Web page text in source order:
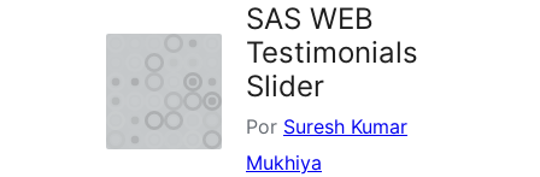
SAS WEB
Testimonials
Slider
Por Suresh Kumar
Mukhiya